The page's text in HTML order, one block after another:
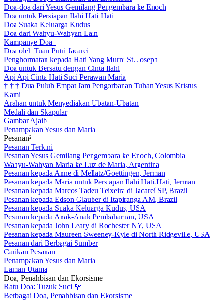
Doa-doa dari Yesus Gemilang Pengembara ke Enoch
Doa untuk Persiapan Ilahi Hati-Hati
Doa Suaka Keluarga Kudus
Doa dari Wahyu-Wahyan Lain
Kampanye Doa
Doa oleh Tuan Putri Jacarei
Penghormatan kepada Hati Yang Murni St. Joseph
Doa untuk Bersatu dengan Cinta Ilahi
Api Api Cinta Hati Suci Perawan Maria
† † † Dua Puluh Empat Jam Pengorbanan Tuhan Yesus Kristus
Kami
Arahan untuk Menyediakan Ubatan-Ubatan
Medali dan Skapular
Gambar Ajaib
Penampakan Yesus dan Maria
Pesanan²
Pesanan Terkini
Pesanan Yesus Gemilang Pengembara ke Enoch, Colombia
Wahyu-Wahyan Maria ke Luz de Maria, Argentina
Pesanan kepada Anne di Mellatz/Goettingen, Jerman
Pesanan kepada Maria untuk Persiapan Ilahi Hati-Hati, Jerman
Pesanan kepada Marcos Tadeu Teixeira di Jacareí SP, Brazil
Pesanan kepada Edson Glauber di Itapiranga AM, Brazil
Pesanan kepada Suaka Keluarga Kudus, USA
Pesanan kepada Anak-Anak Pembaharuan, USA
Pesanan kepada John Leary di Rochester NY, USA
Pesanan kepada Maureen Sweeney-Kyle di North Ridgeville, USA
Pesanan dari Berbagai Sumber
Carikan Pesanan
Penampakan Yesus dan Maria
Laman Utama
Doa, Penahbisan dan Ekorsisme
Ratu Doa: Tuzuk Suci 🌹
Berbagai Doa, Penahbisan dan Ekorsisme